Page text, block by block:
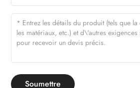
Soumettre